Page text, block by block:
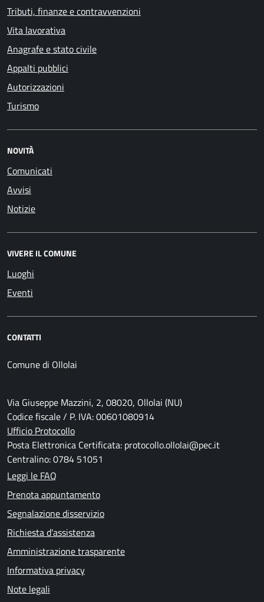
Tributi, finanze e contravvenzioni
Vita lavorativa
Anagrafe e stato civile
Appalti pubblici
Autorizzazioni
Turismo
NOVITÀ
Comunicati
Avvisi
Notizie
VIVERE IL COMUNE
Luoghi
Eventi
CONTATTI
Comune di Ollolai
Via Giuseppe Mazzini, 2, 08020, Ollolai (NU)
Codice fiscale / P. IVA: 00601080914
Ufficio Protocollo
Posta Elettronica Certificata: protocollo.ollolai@pec.it
Centralino: 0784 51051
Leggi le FAQ
Prenota appuntamento
Segnalazione disservizio
Richiesta d'assistenza
Amministrazione trasparente
Informativa privacy
Note legali